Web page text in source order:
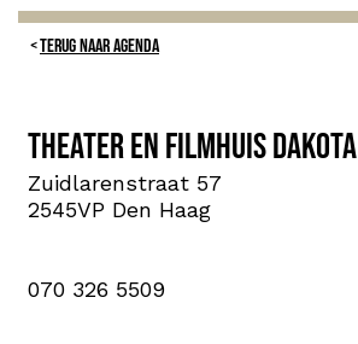
TERUG NAAR AGENDA
Theater en Filmhuis Dakota
Zuidlarenstraat 57
2545VP Den Haag
070 326 5509